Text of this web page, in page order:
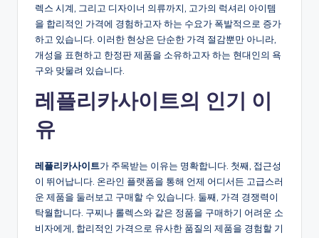
렉스 시계, 그리고 디자이너 의류까지, 고가의 럭셔리 아이템
을 합리적인 가격에 경험하고자 하는 수요가 폭발적으로 증가
하고 있습니다. 이러한 현상은 단순한 가격 절감뿐만 아니라,
개성을 표현하고 한정판 제품을 소유하고자 하는 현대인의 욕
구와 맞물려 있습니다.
레플리카사이트의 인기 이
유
레플리카사이트가 주목받는 이유는 명확합니다. 첫째, 접근성
이 뛰어납니다. 온라인 플랫폼을 통해 언제 어디서든 고급스러
운 제품을 둘러보고 구매할 수 있습니다. 둘째, 가격 경쟁력이
탁월합니다. 구찌나 롤렉스와 같은 정품을 구매하기 어려운 소
비자에게, 합리적인 가격으로 유사한 품질의 제품을 경험할 기